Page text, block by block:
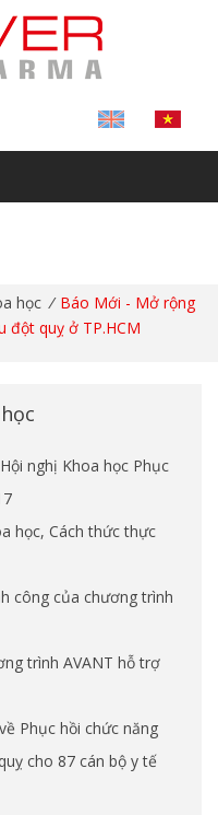
học /Báo Mới - Mở rộng
đột quỵ ở TP.HCM
nghị Khoa học Phục
học, Cách thức thực
công của chương trình
trình AVANT hỗ trợ
Phục hồi chức năng
cho 87 cán bộ y tế